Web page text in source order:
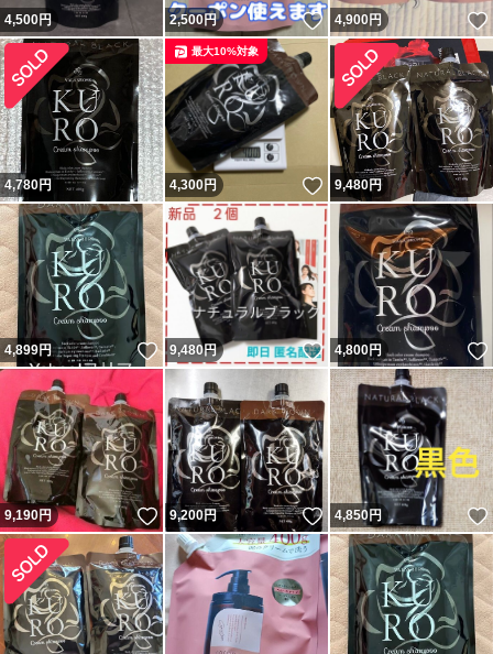
4,500円 2,500円 いいね！
4,900円
4,780円 4,300円 いいね！
最大10%対象
9,480円
4,899円 いいね！
9,480円 いいね！
4,800円
9,190円 いいね！
9,200円 いいね！
4,850円